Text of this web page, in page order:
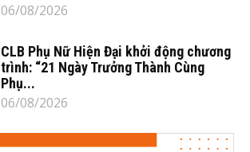
06/08/2026
CLB Phụ Nữ Hiện Đại khởi động chương
trình: “21 Ngày Trưởng Thành Cùng
Phụ...
06/08/2026